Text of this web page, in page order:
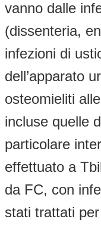
vanno dalle
(dissenteria,
infezioni di
dell’apparato
osteomieliti
incluse quelle
particolare
effettuato a
da FC, con
stati trattati